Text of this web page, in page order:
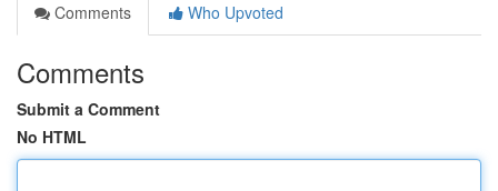
Comments
Who Upvoted
Comments
Submit a Comment
No HTML